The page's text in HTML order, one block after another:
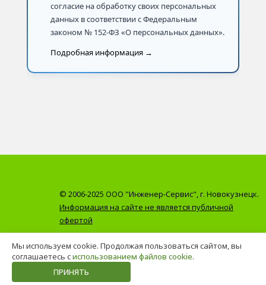
согласие на обработку своих персональных
данных в соответствии с Федеральным
законом № 152-ФЗ «О персональных данных».
Подробная информация →
© 2006-2025 ООО "Инженер-Сервис", г. Новокузнецк.
Информация на сайте не является публичной
офертой
Мы используем cookie. Продолжая пользоваться сайтом, вы
соглашаетесь сиспользованием файлов cookie.
ПРИНЯТЬ